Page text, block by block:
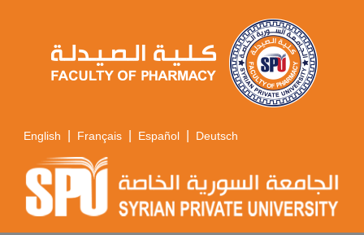
English | Français | Español | Deutsch